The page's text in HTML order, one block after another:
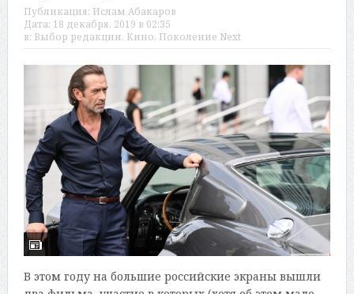
Публикация: Ислам Абакаров
Дата: 18 декабря, 2019 в 02:35
в: Выбор редакции, Кино, Поколение Next
В этом году на большие российские экраны вышли